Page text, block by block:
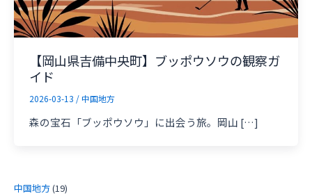
【岡山県吉備中央町】ブッポウソウの観察ガ
イド
2026-03-13 /中国地方
森の宝石「ブッポウソウ」に出会う旅。岡山 […]
中国地方(19)